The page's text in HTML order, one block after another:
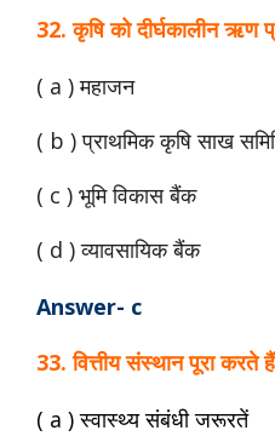
32. कृषि को दीर्घकालीन ऋण
( a ) महाजन
( b ) प्राथमिक कृषि साख
( c ) भूमि विकास बैंक
( d ) व्यावसायिक बैंक
Answer- c
33. वित्तीय संस्थान पूरा करते
( a ) स्वास्थ्य संबंधी जरूरतें